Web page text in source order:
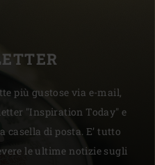
più gustose via e-mail,
"Inspiration Today" e
di posta. E’ tutto
le ultime notizie sugli